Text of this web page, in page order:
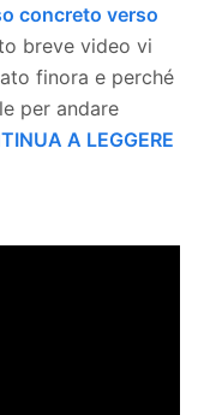
concreto verso
breve video vi
finora e perché
per andare
A LEGGERE